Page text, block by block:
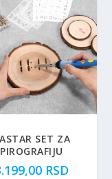
SET ZA
PIROGRAFIJU
RSD